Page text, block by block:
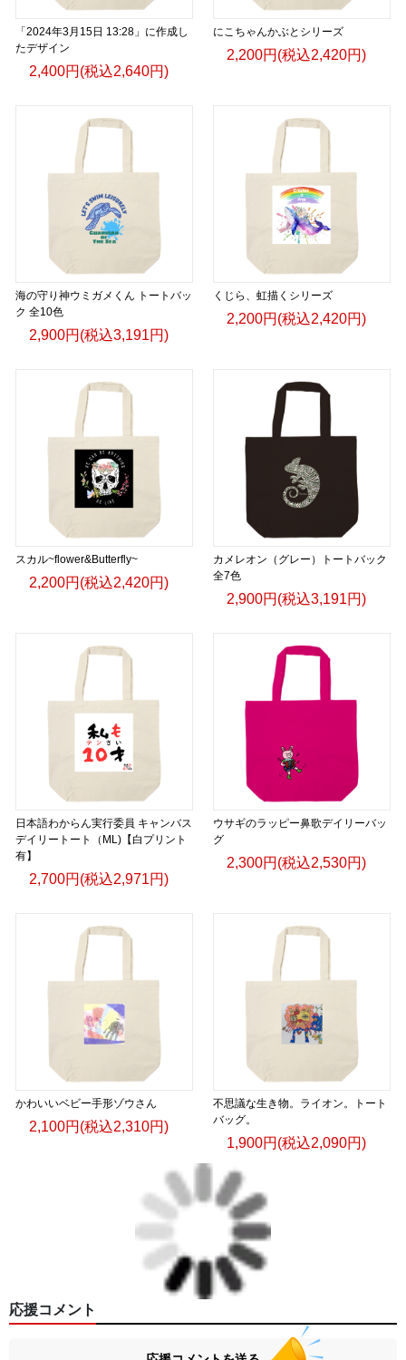
「2024年3月15日 13:28」に作成し
たデザイン
2,400円(税込2,640円)
にこちゃんかぶとシリーズ
2,200円(税込2,420円)
海の守り神ウミガメくん トートバッ
ク 全10色
2,900円(税込3,191円)
くじら、虹描くシリーズ
2,200円(税込2,420円)
スカル~flower&Butterfly~
2,200円(税込2,420円)
カメレオン（グレー）トートバック
全7色
2,900円(税込3,191円)
日本語わからん実行委員 キャンバス
デイリートート（ML)【白プリント
有】
2,700円(税込2,971円)
ウサギのラッピー鼻歌デイリーバッ
グ
2,300円(税込2,530円)
かわいいベビー手形ゾウさん
2,100円(税込2,310円)
不思議な生き物。ライオン。トート
バッグ。
1,900円(税込2,090円)
応援コメント